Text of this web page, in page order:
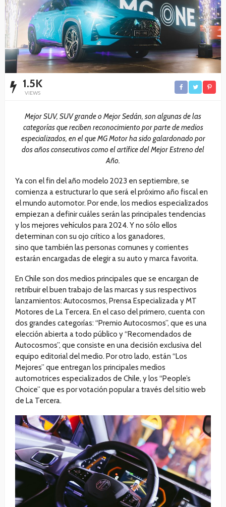
1.5K
VIEWS
Mejor SUV, SUV grande o Mejor Sedán, son algunas de las
categorías que reciben reconocimiento por parte de medios
especializados, en el que MG Motor ha sido galardonado por
dos años consecutivos como el artífice del Mejor Estreno del
Año.
Ya con el fin del año modelo 2023 en septiembre, se
comienza a estructurar lo que será el próximo año fiscal en
el mundo automotor. Por ende, los medios especializados
empiezan a definir cuáles serán las principales tendencias
y los mejores vehículos para 2024. Y no sólo ellos
determinan con su ojo crítico a los ganadores,
sino que también las personas comunes y corrientes
estarán encargadas de elegir a su auto y marca favorita.
En Chile son dos medios principales que se encargan de
retribuir el buen trabajo de las marcas y sus respectivos
lanzamientos: Autocosmos, Prensa Especializada y MT
Motores de La Tercera. En el caso del primero, cuenta con
dos grandes categorías: “Premio Autocosmos”, que es una
elección abierta a todo público y “Recomendados de
Autocosmos”, que consiste en una decisión exclusiva del
equipo editorial del medio. Por otro lado, están “Los
Mejores” que entregan los principales medios
automotrices especializados de Chile, y los “People’s
Choice” que es por votación popular a través del sitio web
de La Tercera.